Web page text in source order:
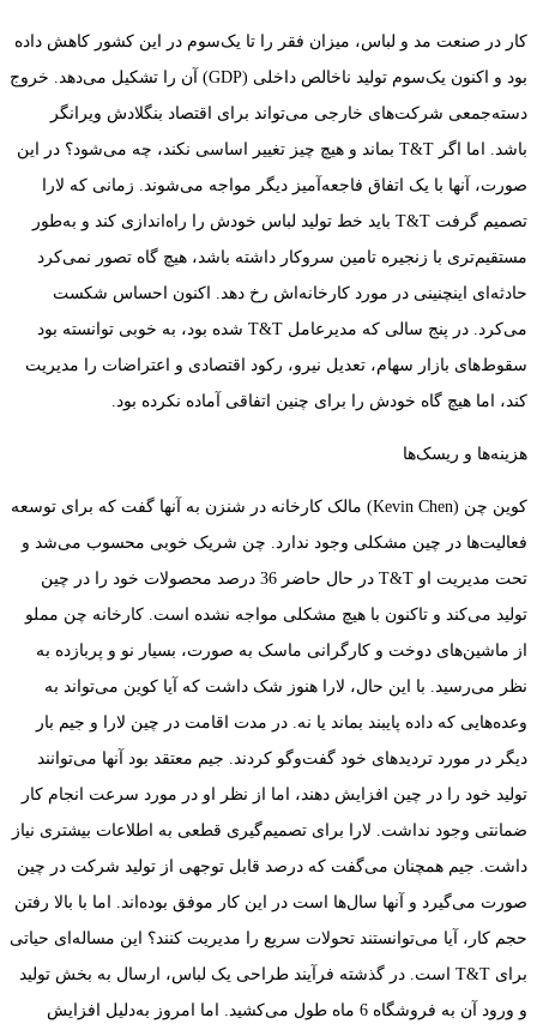
کار در صنعت مد و لباس، میزان فقر را تا یک‌سوم در این کشور کاهش داده
بود و اکنون یک‌سوم تولید ناخالص داخلی (GDP) آن را تشکیل می‌دهد. خروج
دسته‌جمعی شرکت‌های خارجی می‌تواند برای اقتصاد بنگلادش ویرانگر
باشد. اما اگر T&T بماند و هیچ چیز تغییر اساسی نکند، چه می‌شود؟ در این
صورت، آنها با یک اتفاق فاجعه‌آمیز دیگر مواجه می‌شوند. زمانی که لارا
تصمیم گرفت T&T باید خط تولید لباس خودش را راه‌اندازی کند و به‌طور
مستقیم‌تری با زنجیره تامین سروکار داشته باشد، هیچ گاه تصور نمی‌کرد
حادثه‌ای اینچنینی در مورد کارخانه‌اش رخ دهد. اکنون احساس شکست
می‌کرد. در پنج سالی که مدیرعامل T&T شده بود، به خوبی توانسته بود
سقوط‌های بازار سهام، تعدیل نیرو، رکود اقتصادی و اعتراضات را مدیریت
کند، اما هیچ گاه خودش را برای چنین اتفاقی آماده نکرده بود.
هزینه‌ها و ریسک‌ها
کوین چن (Kevin Chen) مالک کارخانه در شنزن به آنها گفت که برای توسعه
فعالیت‌ها در چین مشکلی وجود ندارد. چن شریک خوبی محسوب می‌شد و
تحت مدیریت او T&T در حال حاضر 36 درصد محصولات خود را در چین
تولید می‌کند و تاکنون با هیچ مشکلی مواجه نشده است. کارخانه چن مملو
از ماشین‌های دوخت و کارگرانی ماسک به صورت، بسیار نو و پربازده به
نظر می‌رسید. با این حال، لارا هنوز شک داشت که آیا کوین می‌تواند به
وعده‌هایی که داده پایبند بماند یا نه. در مدت اقامت در چین لارا و جیم بار
دیگر در مورد تردیدهای خود گفت‌وگو کردند. جیم معتقد بود آنها می‌توانند
تولید خود را در چین افزایش دهند، اما از نظر او در مورد سرعت انجام کار
ضمانتی وجود نداشت. لارا برای تصمیم‌گیری قطعی به اطلاعات بیشتری نیاز
داشت. جیم همچنان می‌گفت که درصد قابل توجهی از تولید شرکت در چین
صورت می‌گیرد و آنها سال‌ها است در این کار موفق بوده‌اند. اما با بالا رفتن
حجم کار، آیا می‌توانستند تحولات سریع را مدیریت کنند؟ این مساله‌ای حیاتی
برای T&T است. در گذشته فرآیند طراحی یک لباس، ارسال به بخش تولید
و ورود آن به فروشگاه 6 ماه طول می‌کشید. اما امروز به‌دلیل افزایش